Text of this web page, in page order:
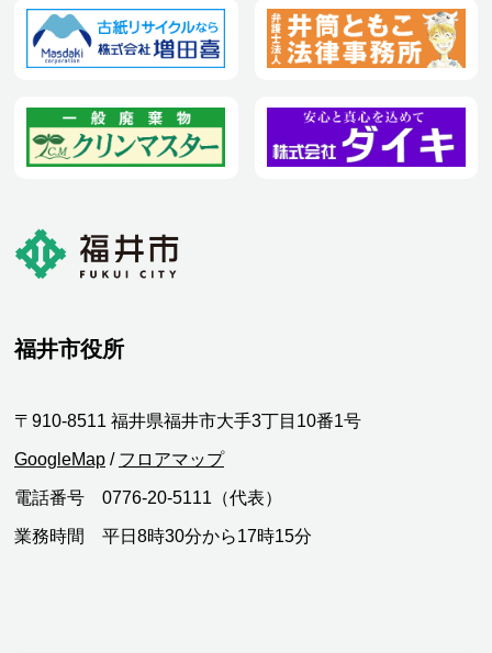
福井市役所
〒910-8511 福井県福井市大手3丁目10番1号
GoogleMap / フロアマップ
電話番号 0776-20-5111（代表）
業務時間 平日8時30分から17時15分